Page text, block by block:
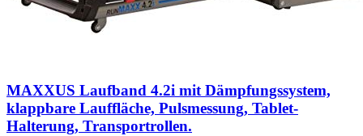
MAXXUS Laufband 4.2i mit Dämpfungssystem,
klappbare Lauffläche, Pulsmessung, Tablet-
Halterung, Transportrollen.